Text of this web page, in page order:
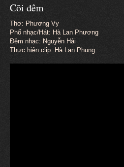
Cõi đêm
Thơ: Phương Vy
Phổ nhạc/Hát: Hà Lan Phương
Đệm nhạc: Nguyễn Hải
Thực hiện clip: Hà Lan Phung